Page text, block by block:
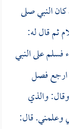
النبي صلى
ثم قال له:
على النبي
ارجع فصل
والذي
قال: